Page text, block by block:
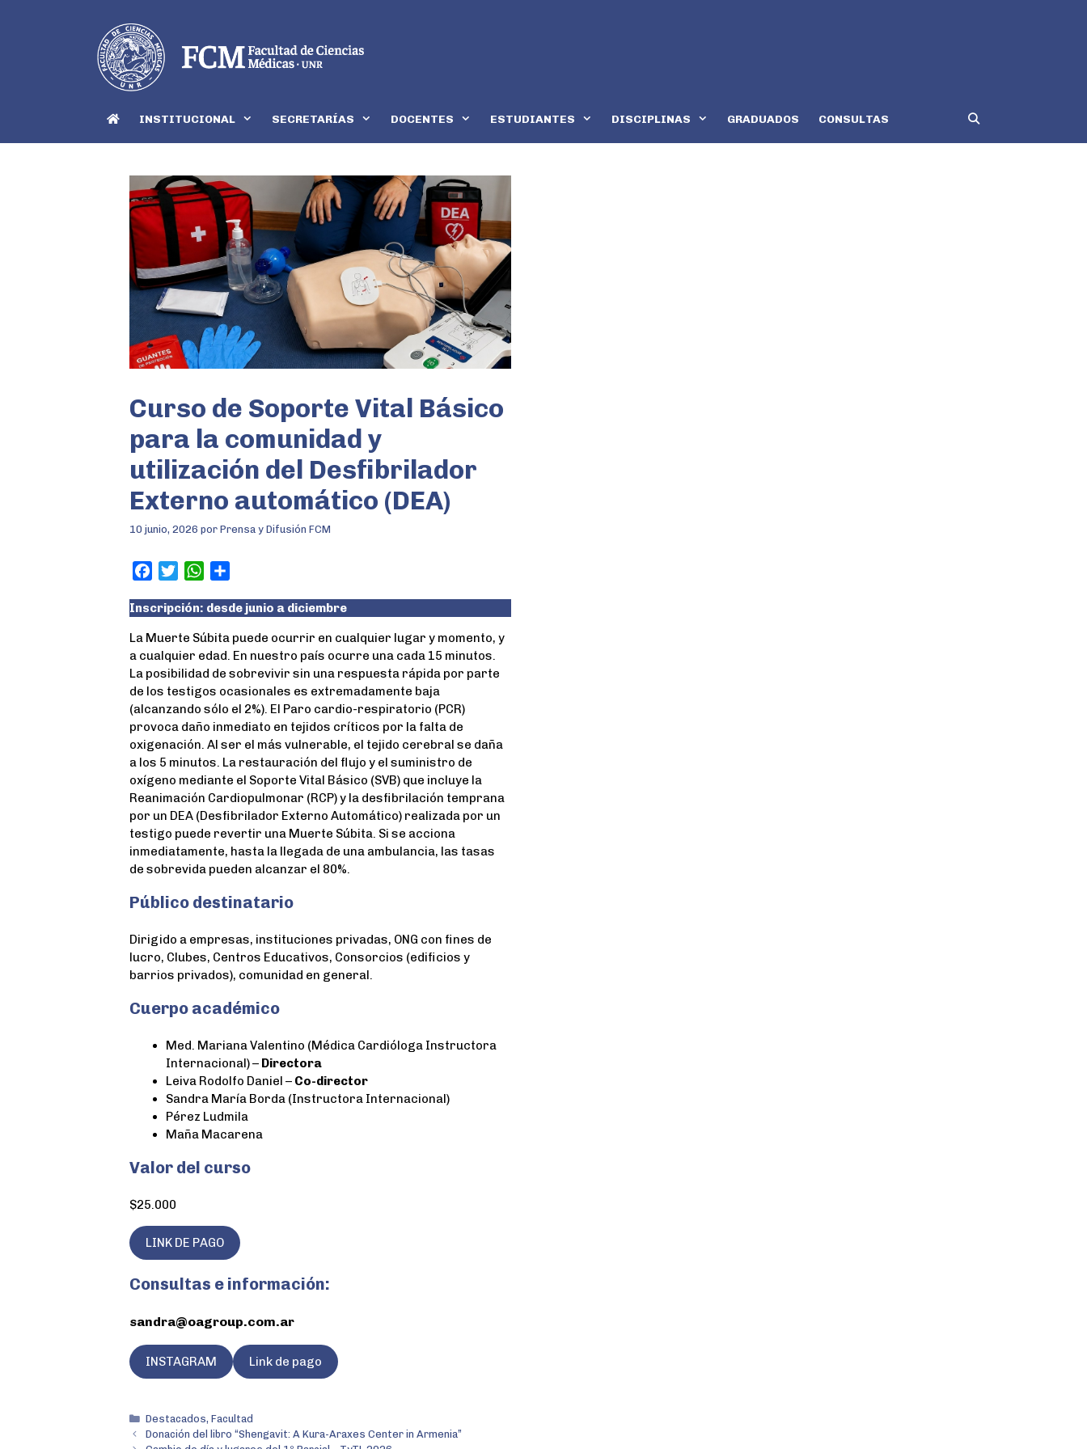
INSTITUCIONAL SECRETARÍAS DOCENTES ESTUDIANTES DISCIPLINAS GRADUADOS CONSULTAS
Curso de Soporte Vital Básico
para la comunidad y
utilización del Desfibrilador
Externo automático (DEA)
10 junio, 2026 por Prensa y Difusión FCM
c
o
k
i
t
e
r
W
a
s
A
p
p
a
e
Inscripción: desde junio a diciembre
La Muerte Súbita puede ocurrir en cualquier lugar y momento, y
a cualquier edad. En nuestro país ocurre una cada 15 minutos.
La posibilidad de sobrevivir sin una respuesta rápida por parte
de los testigos ocasionales es extremadamente baja
(alcanzando sólo el 2%). El Paro cardio-respiratorio (PCR)
provoca daño inmediato en tejidos críticos por la falta de
oxigenación. Al ser el más vulnerable, el tejido cerebral se daña
a los 5 minutos. La restauración del flujo y el suministro de
oxígeno mediante el Soporte Vital Básico (SVB) que incluye la
Reanimación Cardiopulmonar (RCP) y la desfibrilación temprana
por un DEA (Desfibrilador Externo Automático) realizada por un
testigo puede revertir una Muerte Súbita. Si se acciona
inmediatamente, hasta la llegada de una ambulancia, las tasas
de sobrevida pueden alcanzar el 80%.
Público destinatario
Dirigido a empresas, instituciones privadas, ONG con fines de
lucro, Clubes, Centros Educativos, Consorcios (edificios y
barrios privados), comunidad en general.
Cuerpo académico
Med. Mariana Valentino (Médica Cardióloga Instructora
Internacional) – Directora
Leiva Rodolfo Daniel – Co-director
Sandra María Borda (Instructora Internacional)
Pérez Ludmila
Maña Macarena
Valor del curso
$25.000
LINK DE PAGO
Consultas e información:
sandra@oagroup.com.ar
INSTAGRAM Link de pago
Destacados,Facultad
Donación del libro “Shengavit: A Kura-Araxes Center in Armenia”